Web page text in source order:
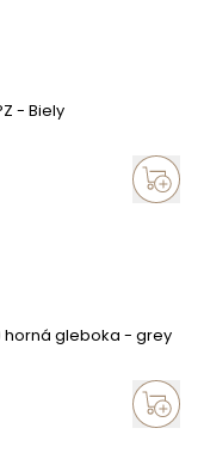
- Biely
horná gleboka - grey